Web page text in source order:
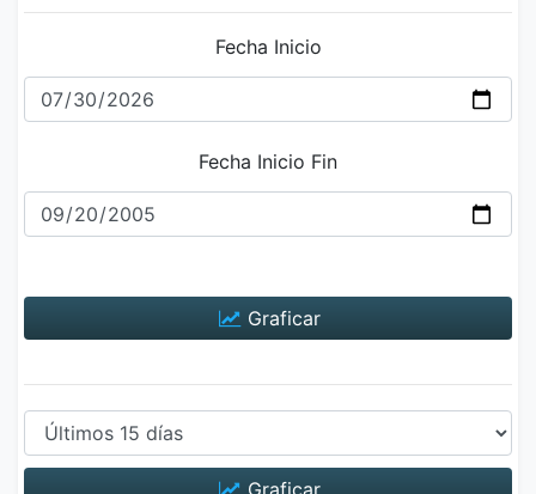
Fecha Inicio
Fecha Inicio Fin
Graficar
Graficar